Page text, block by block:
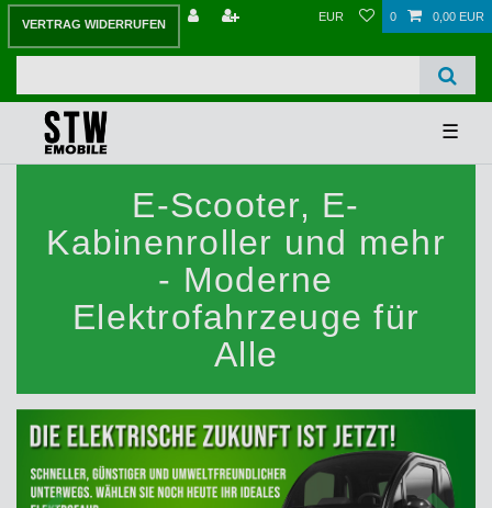
VERTRAG WIDERRUFEN
EUR 0 0,00 EUR
☰
E-Scooter, E-
Kabinenroller und mehr
- Moderne
Elektrofahrzeuge für
Alle